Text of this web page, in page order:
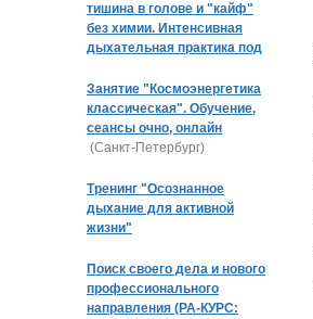
тишина в голове и "кайф"
без химии. Интенсивная
дыхательная практика под
Занятие "Космоэнергетика
классическая". Обучение,
сеансы очно, онлайн
(Санкт-Петербург)
Тренинг "Осознанное
дыхание для активной
жизни"
Поиск своего дела и нового
профессионального
направления (РА-КУРС: